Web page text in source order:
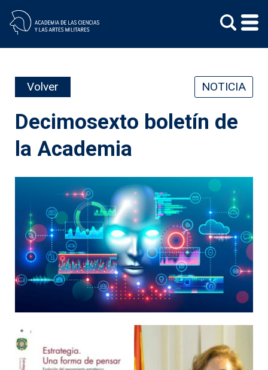
content
Volver NOTICIA
Decimosexto boletín de
la Academia